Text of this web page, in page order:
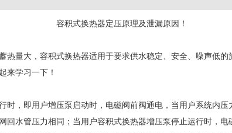
容积式换热器定压原理及泄漏原因！
量大，容积式换热器适用于要求供水稳定、安全、噪声低
来学习一下！
，即用户增压泵启动时，电磁阀前阀通电，当用户系统内
水管压力相同；当用户容积式换热器增压泵停止运行时，